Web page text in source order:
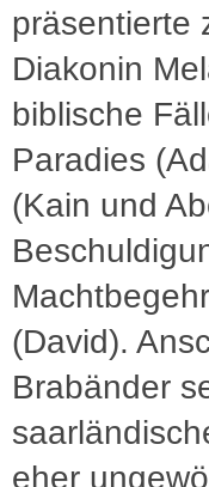
präsentierte
Diakonin
biblische
Paradies
(Kain und
(David).
Brabänder
eher